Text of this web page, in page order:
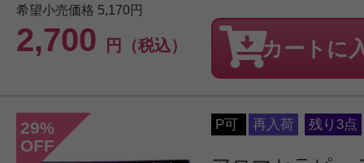
希望小売価格 5,170円
2,700 円（税込） カートに
29%
OFF
P可 再入荷 残り3点